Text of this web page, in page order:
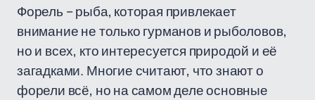
Форель – рыба, которая привлекает
внимание не только гурманов и рыболовов,
но и всех, кто интересуется природой и её
загадками. Многие считают, что знают о
форели всё, но на самом деле основные